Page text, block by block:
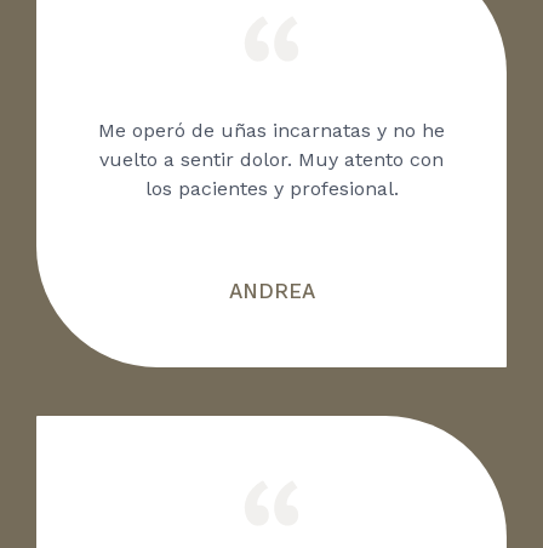
Me operó de uñas incarnatas y no he
vuelto a sentir dolor. Muy atento con
los pacientes y profesional.
ANDREA